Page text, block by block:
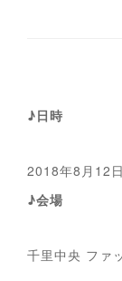
♪日時
2018年8月12
♪会場
千里中央 ファ